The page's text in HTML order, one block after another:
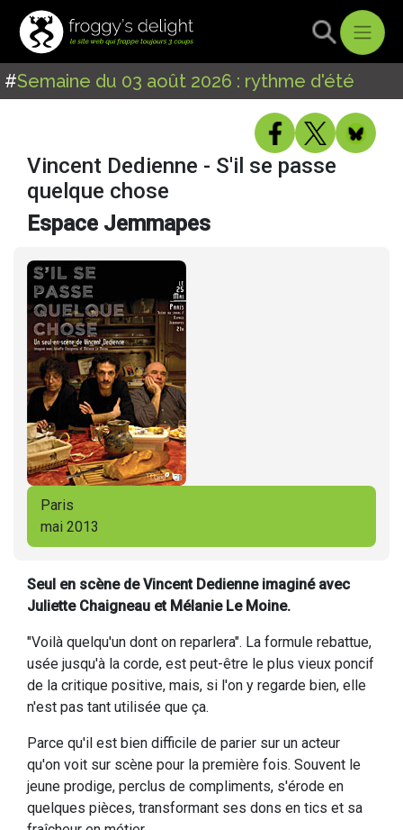
#Semaine du 03 août 2026 : rythme d'été
Vincent Dedienne - S'il se passe
quelque chose
Espace Jemmapes
Paris
mai 2013
Seul en scène de Vincent Dedienne imaginé avec
Juliette Chaigneau et Mélanie Le Moine.
"Voilà quelqu'un dont on reparlera". La formule rebattue,
usée jusqu'à la corde, est peut-être le plus vieux poncif
de la critique positive, mais, si l'on y regarde bien, elle
n'est pas tant utilisée que ça.
Parce qu'il est bien difficile de parier sur un acteur
qu'on voit sur scène pour la première fois. Souvent le
jeune prodige, perclus de compliments, s'érode en
quelques pièces, transformant ses dons en tics et sa